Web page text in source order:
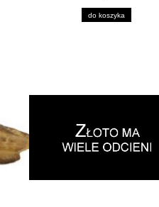
do koszyka